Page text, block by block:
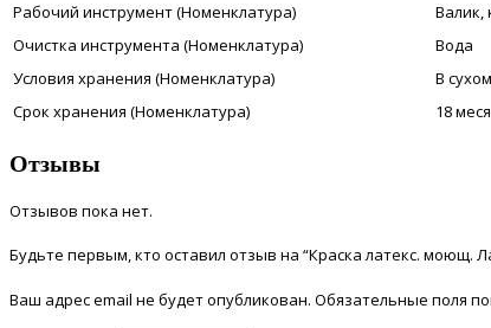
Рабочий инструмент (Номенклатура)
Валик,
Очистка инструмента (Номенклатура)
Вода
Условия хранения (Номенклатура)
В
Срок хранения (Номенклатура)
18
Отзывы
Отзывов пока нет.
Будьте первым, кто оставил отзыв на “Краска латекс. моющ.
Ваш адрес email не будет опубликован. Обязательные поля